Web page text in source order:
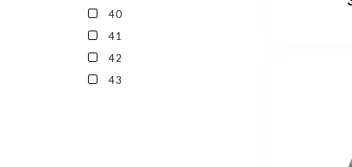
40
41
42
43